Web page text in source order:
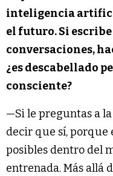
inteligencia
el futuro. Si
conversaciones,
¿es descabellado
consciente?
—Si le preguntas a
decir que sí, porque
posibles dentro del
entrenada. Más allá